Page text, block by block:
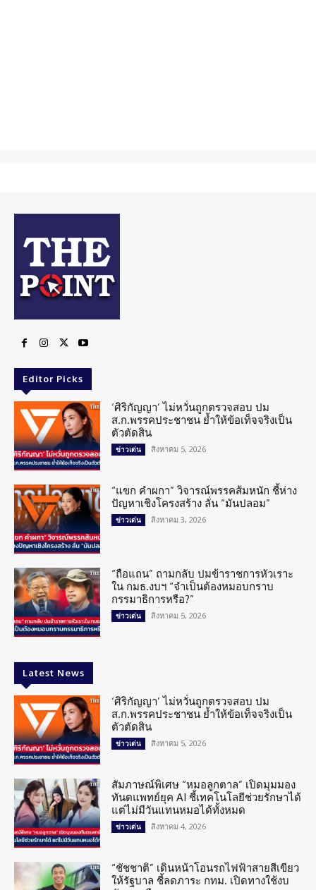
Editor Picks
‘ศิริกัญญา’ ไม่หวั่นถูกตรวจสอบ ปม
ส.ก.พรรคประชาชน ย้ำให้ข้อเท็จจริงเป็น
ตัวตัดสิน
ข่าวเด่น สิงหาคม 5, 2026
“แขก คำผกา” วิจารณ์พรรคส้มหนัก ชี้ห่าง
ปัญหาเชิงโครงสร้าง ลั่น “มันปลอม”
ข่าวเด่น สิงหาคม 3, 2026
“ถือแถน” ถามกลับ ปมข้าราชการหัวเราะ
ใน กมธ.งบฯ “จำเป็นต้องหมอบกราบ
กรรมาธิการหรือ?”
ข่าวเด่น สิงหาคม 5, 2026
Latest News
‘ศิริกัญญา’ ไม่หวั่นถูกตรวจสอบ ปม
ส.ก.พรรคประชาชน ย้ำให้ข้อเท็จจริงเป็น
ตัวตัดสิน
ข่าวเด่น สิงหาคม 5, 2026
สัมภาษณ์พิเศษ “หมอลูกตาล” เปิดมุมมอง
ทันตแพทย์ยุค AI ชี้เทคโนโลยีช่วยรักษาได้
แต่ไม่มีวันแทนหมอได้ทั้งหมด
ข่าวเด่น สิงหาคม 4, 2026
“ชัชชาติ” เดินหน้าโอนรถไฟฟ้าสายสีเขียว
ให้รัฐบาล ชี้ลดภาระ กทม. เปิดทางใช้งบ